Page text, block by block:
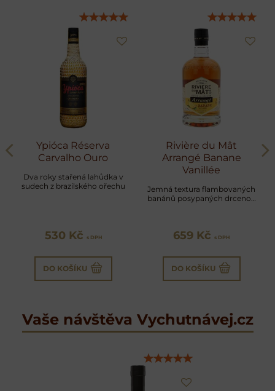
Ypióca Réserva
Carvalho Ouro
Dva roky stařená lahůdka v
sudech z brazilského ořechu
530 Kč s DPH
DO KOŠÍKU
Rivière du Mât
Arrangé Banane
Vanillée
Jemná textura flambovaných
banánů posypaných drcenou
659 Kč s DPH
DO KOŠÍKU
Vaše návštěva Vychutnávej.cz